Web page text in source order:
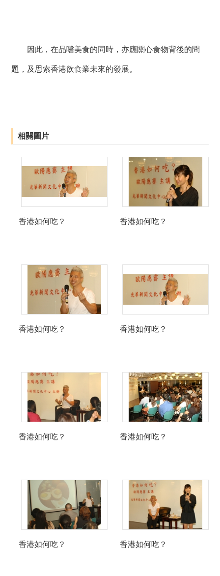
因此，在品嚐美食的同時，亦應關心食物背後的問
題，及思索香港飲食業未來的發展。
相關圖片
香港如何吃？ 香港如何吃？
香港如何吃？ 香港如何吃？
香港如何吃？ 香港如何吃？
香港如何吃？ 香港如何吃？